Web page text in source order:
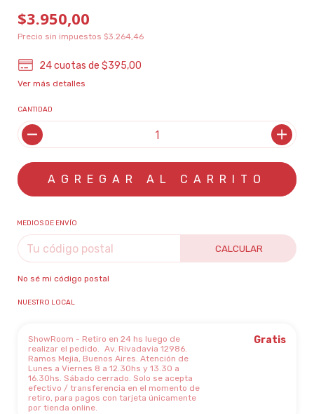
$3.950,00
Precio sin impuestos $3.264,46
24cuotas de$395,00
Ver más detalles
CANTIDAD
MEDIOS DE ENVÍO
CALCULAR
No sé mi código postal
NUESTRO LOCAL
ShowRoom - Retiro en 24 hs luego de
realizar el pedido. Av. Rivadavia 12986.
Ramos Mejia, Buenos Aires. Atención de
Lunes a Viernes 8 a 12.30hs y 13.30 a
16.30hs. Sábado cerrado. Solo se acepta
efectivo / transferencia en el momento de
retiro, para pagos con tarjeta únicamente
por tienda online.
Gratis